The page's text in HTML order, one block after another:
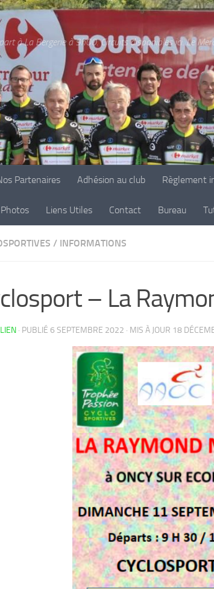
à La Bergerie à 9h00. Circuits disponibles ici. Le
Partenaires Adhésion au club Règlement
Photos Liens Utiles Contact Bureau
/ INFORMATIONS
– La
· PUBLIÉ 6 SEPTEMBRE 2022 · MIS À JOUR 18